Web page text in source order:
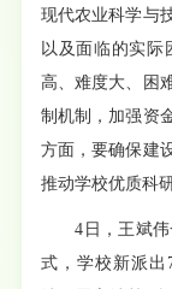
现代农业科学与
以及面临的实际
高、难度大、困
制机制，加强资
方面，要确保建
推动学校优质科
4日，王斌
式，学校新派出